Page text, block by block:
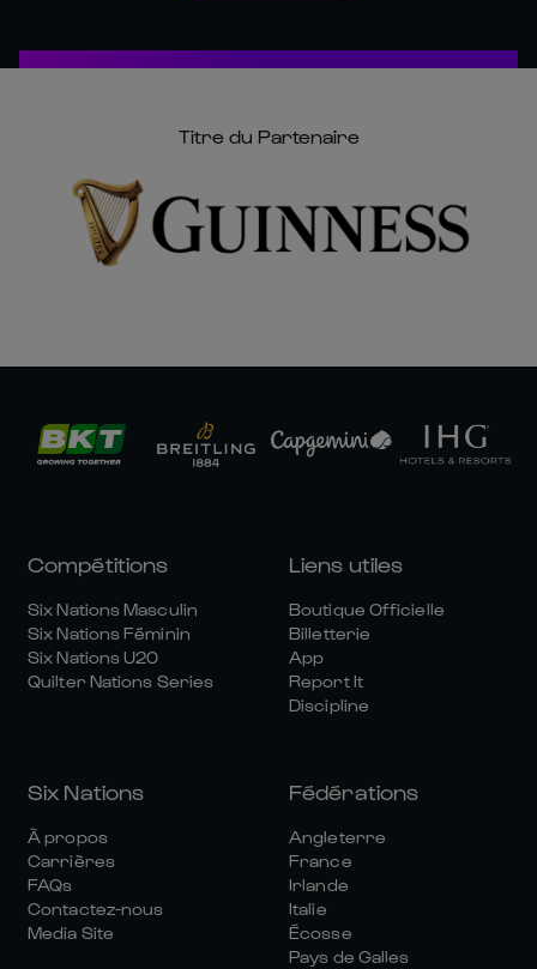
Titre du Partenaire
Compétitions
Six Nations Masculin
Six Nations Féminin
Six Nations U20
Quilter Nations Series
Liens utiles
Boutique Officielle
Billetterie
App
Report It
Discipline
Six Nations
À propos
Carrières
FAQs
Contactez-nous
Media Site
Fédérations
Angleterre
France
Irlande
Italie
Écosse
Pays de Galles